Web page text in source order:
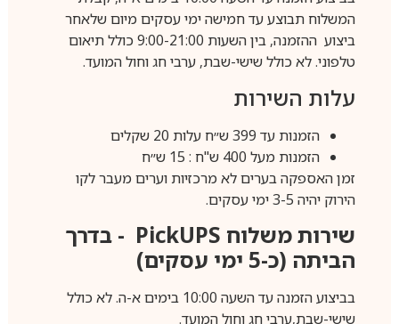
המשלוח תבוצע עד חמישה ימי עסקים מיום שלאחר
ביצוע ההזמנה, בין השעות 9:00-21:00 כולל תיאום
טלפוני. לא כולל שישי-שבת, ערבי חג וחול המועד.
עלות השירות
הזמנות עד 399 ש״ח עלות 20 שקלים
הזמנות מעל 400 ש"ח : 15 ש״ח
זמן האספקה בערים לא מרכזיות וערים מעבר לקו
הירוק יהיה 3-5 ימי עסקים.
שירות משלוח PickUPS- בדרך
הביתה (כ-5 ימי עסקים)
בביצוע הזמנה עד השעה 10:00 בימים א-ה. לא כולל
שישי-שבת,ערבי חג וחול המועד.